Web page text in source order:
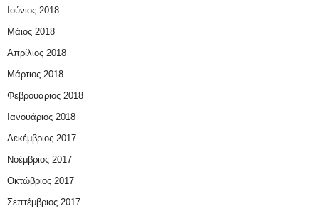
Ιούνιος 2018
Μάιος 2018
Απρίλιος 2018
Μάρτιος 2018
Φεβρουάριος 2018
Ιανουάριος 2018
Δεκέμβριος 2017
Νοέμβριος 2017
Οκτώβριος 2017
Σεπτέμβριος 2017